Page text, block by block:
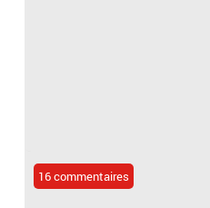
16 commentaires